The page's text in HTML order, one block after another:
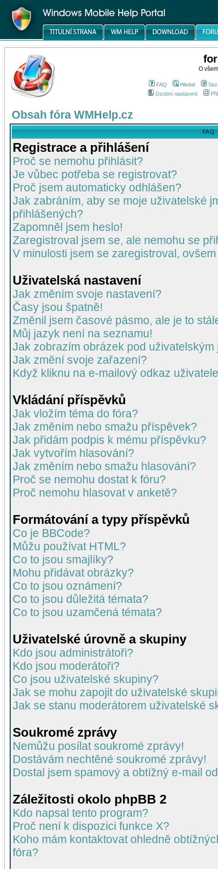
O
FAQ Hledat
Osobní nastavení
Obsah fóra WMHelp.cz
FAQ
Registrace a přihlášení
Proč se nemohu přihlásit?
Je vůbec potřeba se registrovat?
Proč jsem automaticky odhlášen?
Jak zabráním, aby se moje uživatelské
přihlášených?
Zapomněl jsem heslo!
Zaregistroval jsem se, ale nemohu se
V minulosti jsem se zaregistroval,
Uživatelská nastavení
Jak změním svoje nastavení?
Časy jsou špatně!
Změnil jsem časové pásmo, ale je to
Můj jazyk není na seznamu!
Jak zobrazím obrázek pod uživatelským
Jak změní svoje zařazení?
Když kliknu na e-mailový odkaz
Vkládání příspěvků
Jak vložím téma do fóra?
Jak změním nebo smažu příspěvek?
Jak přidám podpis k mému příspěvku?
Jak vytvořím hlasování?
Jak změním nebo smažu hlasování?
Proč se nemohu dostat k fóru?
Proč nemohu hlasovat v anketě?
Formátování a typy příspěvků
Co je BBCode?
Můžu používat HTML?
Co to jsou smajlíky?
Mohu přidávat obrázky?
Co to jsou oznámení?
Co to jsou důležitá témata?
Co to jsou uzamčená témata?
Uživatelské úrovně a skupiny
Kdo jsou administrátoři?
Kdo jsou moderátoři?
Co jsou uživatelské skupiny?
Jak se mohu zapojit do uživatelské
Jak se stanu moderátorem uživatelské
Soukromé zprávy
Nemůžu posílat soukromé zprávy!
Dostávám nechtěné soukromé zprávy!
Dostal jsem spamový a obtížný e-mail
Záležitosti okolo phpBB 2
Kdo napsal tento program?
Proč není k dispozici funkce X?
Koho mám kontaktovat ohledně
fóra?